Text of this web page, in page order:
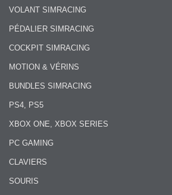
VOLANT SIMRACING
PÉDALIER SIMRACING
COCKPIT SIMRACING
MOTION & VÉRINS
BUNDLES SIMRACING
PS4, PS5
XBOX ONE, XBOX SERIES
PC GAMING
CLAVIERS
SOURIS